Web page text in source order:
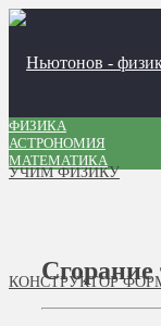
УЧИМ ФИЗИКУ
КОНСТРУКТОР
ФИЗИКА
АСТРОНОМИЯ
МАТЕМАТИКА
Сгорание